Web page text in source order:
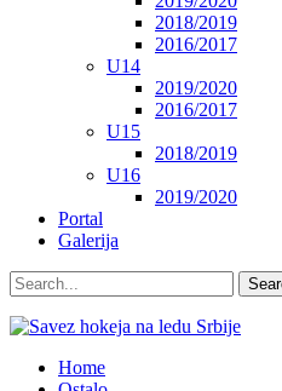
2018/2019
2016/2017
U14
2019/2020
2016/2017
U15
2018/2019
U16
2019/2020
Portal
Galerija
Home